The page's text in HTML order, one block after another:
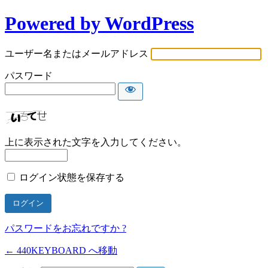
Powered by WordPress
ユーザー名またはメールアドレス
パスワード
上に表示された文字を入力してください。
ログイン状態を保存する
パスワードをお忘れですか ?
← 440KEYBOARD へ移動